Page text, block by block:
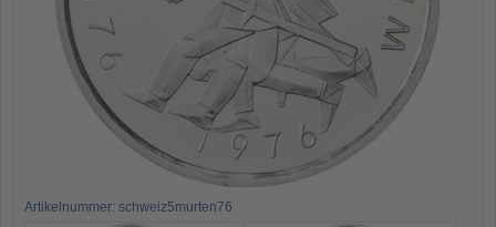
Artikelnummer: schweiz5murten76